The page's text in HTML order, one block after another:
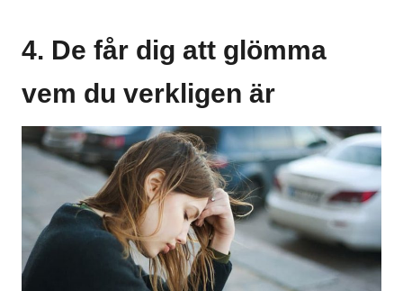
4. De får dig att glömma
vem du verkligen är